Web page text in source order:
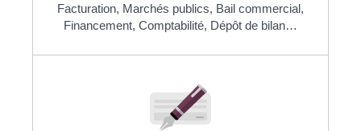
Facturation, Marchés publics, Bail commercial,
Financement, Comptabilité, Dépôt de bilan…